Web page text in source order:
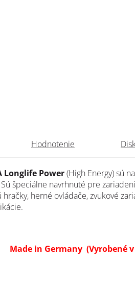
Hodnotenie
Longlife Power(High Energy) sú
špeciálne navrhnuté pre
hračky, herné ovládače, zvukové
Made in Germany (Vyrobené